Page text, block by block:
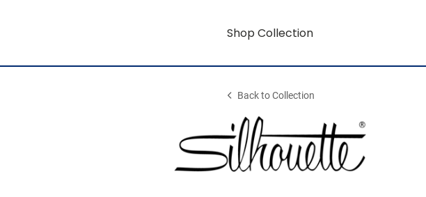
Shop Collection
Back to Collection